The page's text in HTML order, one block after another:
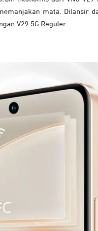
mata. Dilansir
V29 5G Reguler: